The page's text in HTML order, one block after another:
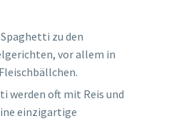
zu den
vor allem in
werden oft mit Reis und
einzigartige